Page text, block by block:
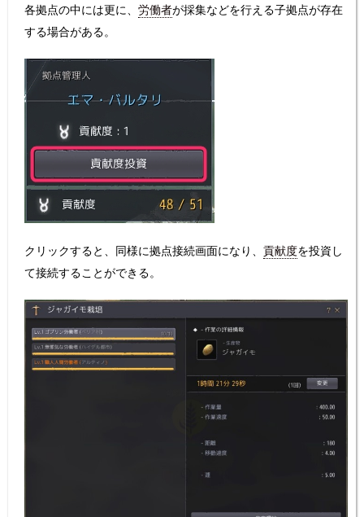
各拠点の中には更に、 労働者が採集などを行える子拠点が存在
する場合がある。
クリックすると、同様に拠点接続画面になり、 貢献度を投資し
て接続することができる。